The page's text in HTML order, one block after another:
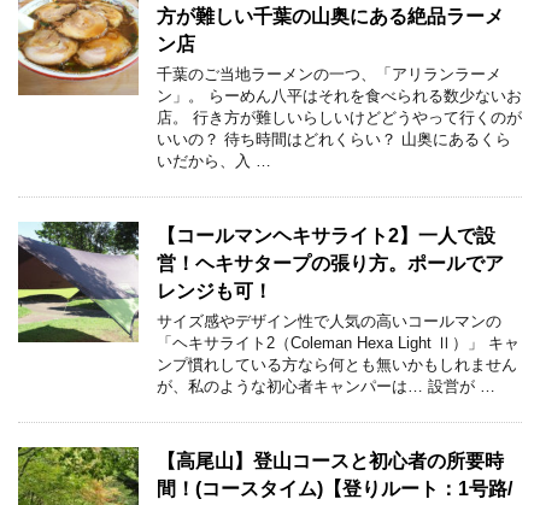
方が難しい千葉の山奥にある絶品ラーメ
ン店
千葉のご当地ラーメンの一つ、「アリランラーメ
ン」。 らーめん八平はそれを食べられる数少ないお
店。 行き方が難しいらしいけどどうやって行くのが
いいの？ 待ち時間はどれくらい？ 山奥にあるくら
いだから、入 …
【コールマンヘキサライト2】一人で設
営！ヘキサタープの張り方。ポールでア
レンジも可！
サイズ感やデザイン性で人気の高いコールマンの
「ヘキサライト2（Coleman Hexa Light Ⅱ）」 キャ
ンプ慣れしている方なら何とも無いかもしれません
が、私のような初心者キャンパーは… 設営が …
【高尾山】登山コースと初心者の所要時
間！(コースタイム)【登りルート：1号路/